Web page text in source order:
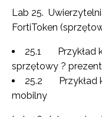
Lab 25.
FortiToken
25.1 Przykład
sprzętowy ?
25.2 Przykład
mobilny